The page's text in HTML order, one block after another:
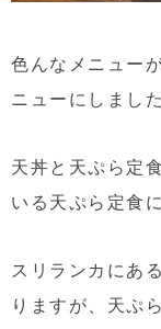
色んなメニュー
ニューにしました
天丼と天ぷら定
いる天ぷら定食
スリランカにあ
りますが、天ぷ